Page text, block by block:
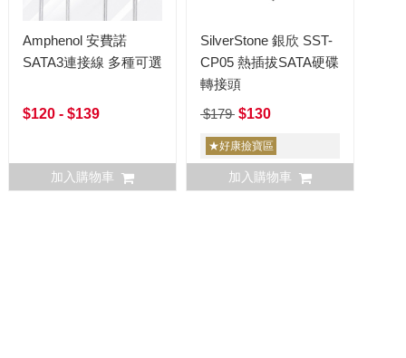
Amphenol 安費諾
SATA3連接線 多種可選
$120 - $139
加入購物車
SilverStone 銀欣 SST-
CP05 熱插拔SATA硬碟
轉接頭
$179 $130
★好康撿寶區
加入購物車